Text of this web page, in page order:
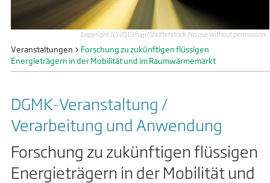
Copyright (c) 2013 fujji/Shutterstock. No use without permission.
Veranstaltungen > Forschung zu zukünftigen flüssigen
Energieträgern in der Mobilität und im Raumwärmemarkt
DGMK-Veranstaltung /
Verarbeitung und Anwendung
Forschung zu zukünftigen flüssigen
Energieträgern in der Mobilität und